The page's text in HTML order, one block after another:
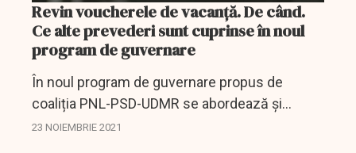
Revin voucherele de vacanță. De când.
Ce alte prevederi sunt cuprinse în noul
program de guvernare
În noul program de guvernare propus de
coaliția PNL-PSD-UDMR se abordează și
chestiunea turismului.
23 NOIEMBRIE 2021